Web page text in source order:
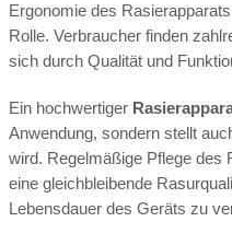
Ergonomie des
Rolle. Verbraucher finden
sich durch Qualität und
Ein hochwertiger
Anwendung, sondern stellt
wird. Regelmäßige Pflege des
eine gleichbleibende
Lebensdauer des Geräts zu